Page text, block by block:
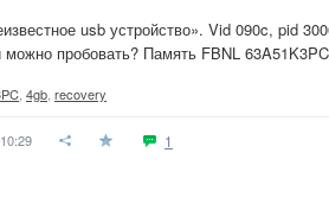
usb устройство». Vid 090c, pid
пробовать? Память FBNL
4gb recovery
1